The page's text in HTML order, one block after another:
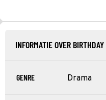
INFORMATIE OVER
GENRE Drama